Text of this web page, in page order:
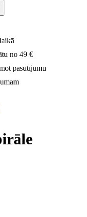
no 49 €
pasūtījumu